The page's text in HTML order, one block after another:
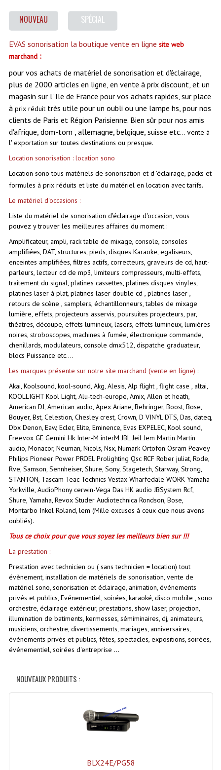
Electronique Commande Light
Machines À Effets Et Fumées, Mousses, Consommables
Structures, Pieds, Ponts...
Nos Occasions
TARIF ET CATALOGUE DE LOCATION
PLAN ACCES, LES HORAIRES
NOUVEAU SPÉCIAL
EVAS sonorisation la boutique vente en ligne site web
marchand :
pour vos achats de matériel de sonorisation et d'éclairage,
plus de 2000 articles en ligne, en vente à prix discount, et un
magasin sur l' Ile de France pour vos achats rapides, sur place
à prix réduittrès utile pour un oubli ou une lampe hs, pour nos
clients de Paris et Région Parisienne. Bien sûr pour nos amis
d'afrique, dom-tom , allemagne, belgique, suisse etc... vente à
l' exportation sur toutes destinations ou presque.
Location sonorisation : location sono
Location sono tous matériels de sonorisation et d 'éclairage, packs et
formules à prix réduits et liste du matériel en location avec tarifs.
Le matériel d'occasions :
Liste du matériel de sonorisation d'éclairage d'occasion, vous
pouvez y trouver les meilleures affaires du moment :
Amplificateur, ampli, rack table de mixage, console, consoles
amplifiées, DAT, structures, pieds, disques Karaoke, egaliseurs,
enceintes amplifiées, filtres actifs, correcteurs, graveurs de cd, haut-
parleurs, lecteur cd de mp3, limiteurs compresseurs, multi-effets,
traitement du signal, platines cassettes, platines disques vinyles,
platines laser à plat, platines laser double cd , platines laser ,
retours de scène , samplers, échantillonneurs, tables de mixage
lumière, effets, projecteurs asservis, poursuites projecteurs, par,
théatres, découpe, effets lumineux, lasers, effets lumineux, lumières
noires, stroboscopes, machines à fumée, électronique commande,
chenillards, modulateurs, console dmx512, dispatche graduateur,
blocs Puissance etc....
Les marques présente sur notre site marchand (vente en ligne) :
Akai, Koolsound, kool-sound, Akg, Alesis, Alp flight , flight case , altai,
KOOLLIGHT Kool Light, Alu-tech-europe, Amix, Allen et heath,
American DJ, American audio, Apex Ariane, Behringer, Boost, Bose,
Bouyer, Bst, Celestion, Chesley crest, Crown, D VINYL DTS, Das, dateq,
Dbx Denon, Eaw, Ecler, Elite, Eminence, Evas EXPELEC, Kool sound,
Freevox GE Gemini Hk Inter-M interM JBL Jeil Jem Martin Martin
audio, Monacor, Neuman, Nicols, Nsx, Numark Ortofon Osram Peavey
Philips Pioneer Power PROEL Prolighting Qsc RCF Rober juliat, Rode,
Rve, Samson, Sennheiser, Shure, Sony, Stagetech, Starway, Strong,
STANTON, Tascam Teac Technics Vestax Wharfedale WORK Yamaha
Yorkville, AudioPhony cerwin-Vega Das HK audio JBSystem Rcf,
Shure, Yamaha, Revox Studer Audiotechnica Rondson, Bose,
Montarbo Inkel Roland, lem (Mille excuses à ceux que nous avons
oubliés).
Tous ce choix pour que vous soyez les meilleurs bien sur !!!
La prestation :
Prestation avec technicien ou ( sans technicien = location) tout
évènement, installation de matériels de sonorisation, vente de
matériel sono, sonorisation et éclairage, animation, événements
privés et publics, Evénementiel, soirées, karaoké, disco mobile , sono
orchestre, éclairage extérieur, prestations, show laser, projection,
illumination de batiments, kermesses, sémiminaires, dj, animateurs,
musiciens, orchestre, divertissements, mariages, anniversaires,
événements privés et publics, fêtes, spectacles, expositions, soirées,
événementiel, soirées d'entreprise ...
NOUVEAUX PRODUITS :
BLX24E/PG58